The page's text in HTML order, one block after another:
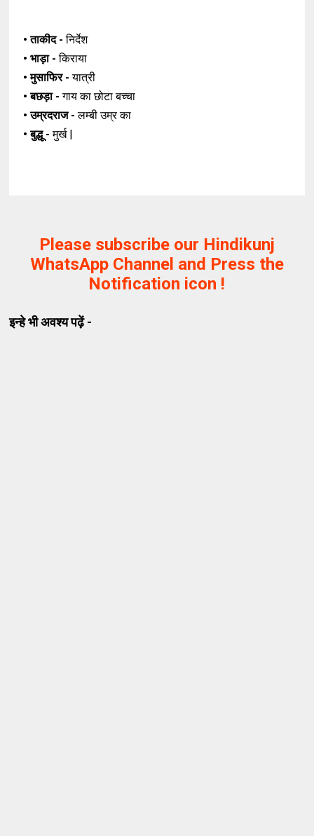
• ताकीद - निर्देश
• भाड़ा - किराया
• मुसाफिर -यात्री
• बछड़ा -गाय का छोटा बच्चा
• उम्रदराज -लम्बी उम्र का
• बुद्धू - मुर्ख |
Please subscribe our Hindikunj
WhatsApp Channel and Press the
Notification icon !
इन्हे भी अवश्य पढ़ें -